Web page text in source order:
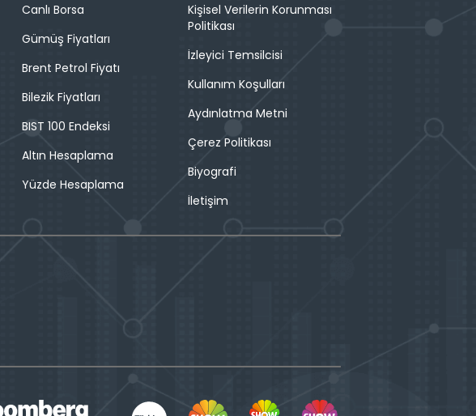
Canlı Borsa
Gümüş Fiyatları
Brent Petrol Fiyatı
Bilezik Fiyatları
BIST 100 Endeksi
Altın Hesaplama
Yüzde Hesaplama
Kişisel Verilerin Korunması
Politikası
İzleyici Temsilcisi
Kullanım Koşulları
Aydınlatma Metni
Çerez Politikası
Biyografi
İletişim